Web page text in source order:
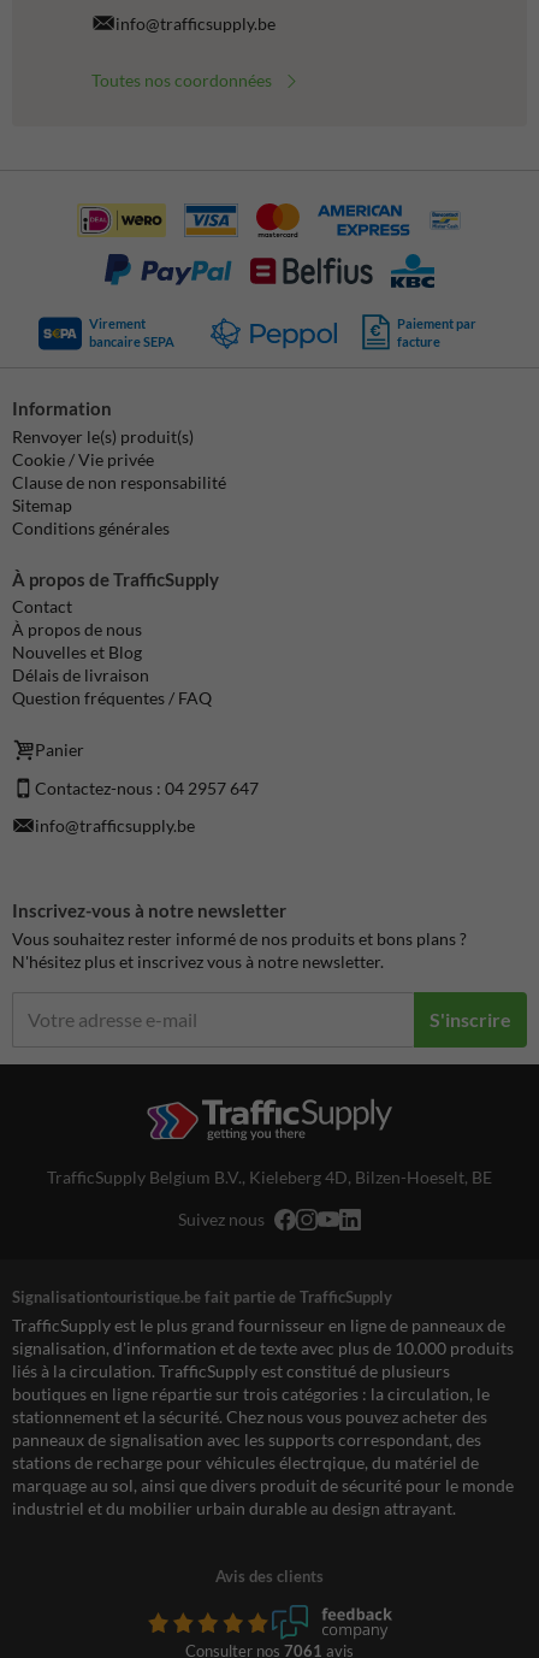
info@trafficsupply.be
Toutes nos coordonnées
Virement
bancaire SEPA
Paiement par
facture
Information
Renvoyer le(s) produit(s)
Cookie / Vie privée
Clause de non responsabilité
Sitemap
Conditions générales
À propos de TrafficSupply
Contact
À propos de nous
Nouvelles et Blog
Délais de livraison
Question fréquentes / FAQ
Panier
Contactez-nous : 04 2957 647
info@trafficsupply.be
Inscrivez-vous à notre newsletter
Vous souhaitez rester informé de nos produits et bons plans ?
N'hésitez plus et inscrivez vous à notre newsletter.
S'inscrire
TrafficSupply Belgium B.V., Kieleberg 4D, Bilzen-Hoeselt, BE
Suivez nous
Signalisationtouristique.be fait partie de TrafficSupply
TrafficSupply est le plus grand fournisseur en ligne de panneaux de
signalisation, d'information et de texte avec plus de 10.000 produits
liés à la circulation. TrafficSupply est constitué de plusieurs
boutiques en ligne répartie sur trois catégories : la circulation, le
stationnement et la sécurité. Chez nous vous pouvez acheter des
panneaux de signalisation avec les supports correspondant, des
stations de recharge pour véhicules électrqique, du matériel de
marquage au sol, ainsi que divers produit de sécurité pour le monde
industriel et du mobilier urbain durable au design attrayant.
Avis des clients
Consulter nos 7061 avis